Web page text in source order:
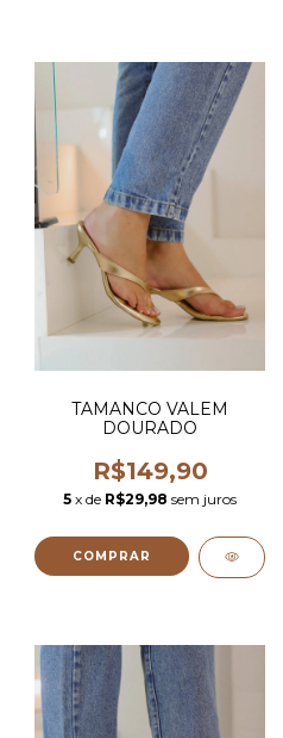
TAMANCO VALEM
DOURADO
R$149,90
5 x de R$29,98 sem juros
COMPRAR